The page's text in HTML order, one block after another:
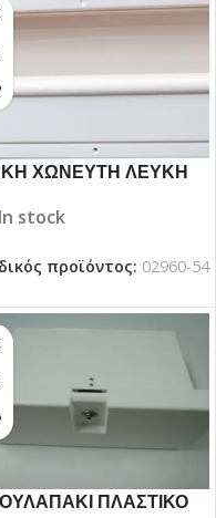
ΧΩΝΕΥΤΗ ΛΕΥΚΗ
In stock
προϊόντος: 02960-54
ΠΛΑΣΤΙΚΟ